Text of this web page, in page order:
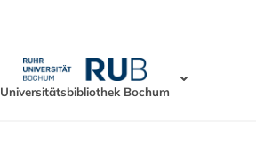
Universitätsbibliothek Bochum